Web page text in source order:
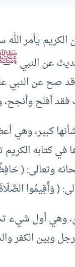
يأمر
عن النبي
صح عن النبي
فقد أفلح
كبير، وهي
كتابه الكريم
وتعالى: (
وهي أول شيء
وبين الكفر